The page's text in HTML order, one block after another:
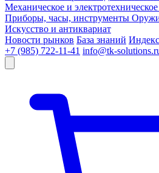
Механическое и
Приборы, часы, инструменты
Искусство и антиквариат
Новости рынков База знаний
+7 (985) 722-11-41 info@tk-